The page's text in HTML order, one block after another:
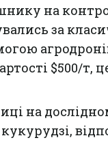
на
за
$500/т,
на